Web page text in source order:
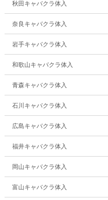
秋田キャバクラ体入
奈良キャバクラ体入
岩手キャバクラ体入
和歌山キャバクラ体入
青森キャバクラ体入
石川キャバクラ体入
広島キャバクラ体入
福井キャバクラ体入
岡山キャバクラ体入
富山キャバクラ体入